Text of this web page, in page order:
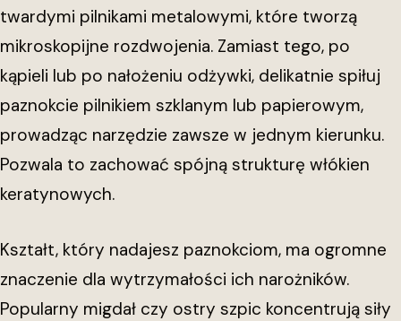
twardymi pilnikami metalowymi, które tworzą
mikroskopijne rozdwojenia. Zamiast tego, po
kąpieli lub po nałożeniu odżywki, delikatnie spiłuj
paznokcie pilnikiem szklanym lub papierowym,
prowadząc narzędzie zawsze w jednym kierunku.
Pozwala to zachować spójną strukturę włókien
keratynowych.
Kształt, który nadajesz paznokciom, ma ogromne
znaczenie dla wytrzymałości ich narożników.
Popularny migdał czy ostry szpic koncentrują siły